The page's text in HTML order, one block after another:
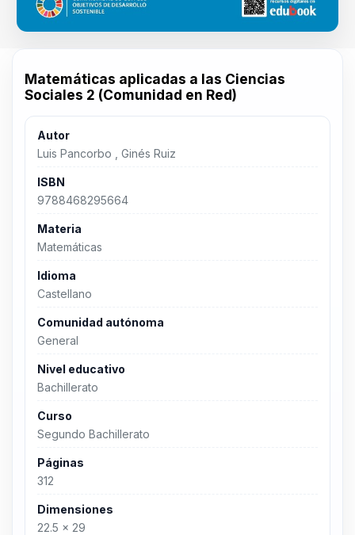
Matemáticas aplicadas a las Ciencias
Sociales 2 (Comunidad en Red)
Autor
Luis Pancorbo , Ginés Ruiz
ISBN
9788468295664
Materia
Matemáticas
Idioma
Castellano
Comunidad autónoma
General
Nivel educativo
Bachillerato
Curso
Segundo Bachillerato
Páginas
312
Dimensiones
22.5 x 29